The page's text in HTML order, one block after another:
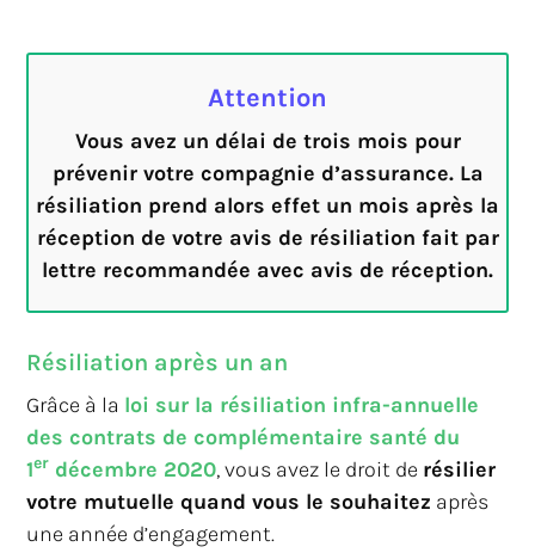
Attention
Vous avez un délai de trois mois pour
prévenir votre compagnie d’assurance. La
résiliation prend alors effet un mois après la
réception de votre avis de résiliation fait par
lettre recommandée avec avis de réception.
Résiliation après un an
Grâce à la loi sur la résiliation infra-annuelle
des contrats de complémentaire santé du
1er décembre 2020, vous avez le droit de résilier
votre mutuelle quand vous le souhaitez après
une année d’engagement.